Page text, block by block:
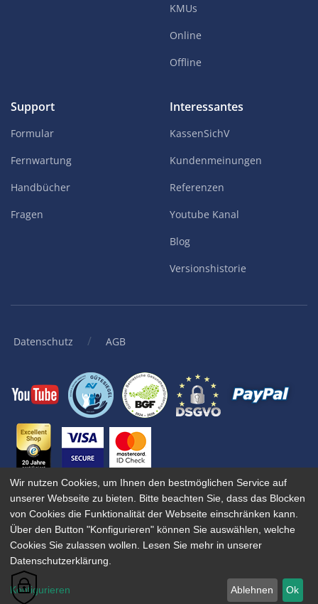
KMUs
Online
Offline
Support
Formular
Fernwartung
Handbücher
Fragen
Interessantes
KassenSichV
Kundenmeinungen
Referenzen
Youtube Kanal
Blog
Versionshistorie
Datenschutz / AGB
© 2001-2026KingBill GmbH. Alle Rechte vorbehalten.
Wenn Sie unsere Websites, Dienste oder Tools besuchen oder mit
ihnen interagieren, verwenden wir oder unsere autorisierten
Dienstanbieter Cookies zum Speichern von Informationen, um Ihnen
eine bessere, schnellere und sicherere Erfahrung zu bieten.
Wir nutzen Cookies, um Ihnen den bestmöglichen Service auf
unserer Webseite zu bieten. Bitte beachten Sie, dass das Blocken
von Cookies die Funktionalität der Webseite einschränken kann.
Über den Button "Konfigurieren" können Sie auswählen, welche
Cookies Sie zulassen wollen. Lesen Sie mehr in unserer
Datenschutzerklärung.
Konfigurieren Ablehnen Ok